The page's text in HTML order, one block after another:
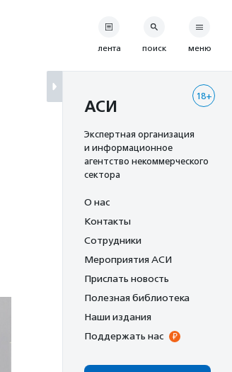
лента поиск меню
18+
АСИ
Экспертная организация
и информационное
агентство некоммерческого
сектора
О нас
Контакты
Сотрудники
Мероприятия АСИ
Прислать новость
Полезная библиотека
Наши издания
Поддержать нас